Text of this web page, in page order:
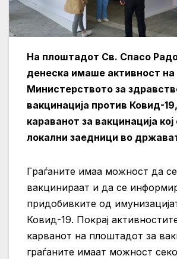
На плоштадот Св. Спасо
денеска имаше активност на
Министерството за
вакцинација против Ковид-
караванот за вакцинација
локални заедници во
Граѓаните имаа можност да се
вакцинираат и да се
придобивките од
Ковид-19. Покрај
карванот на плоштадот за
граѓаните имаат можност